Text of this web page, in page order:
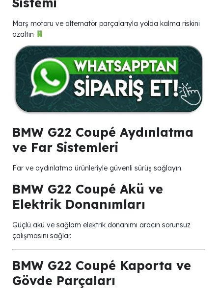
Marş motoru ve alternatör parçalarıyla yolda kalma riskini
azaltın
BMW G22 Coupé Aydınlatma
ve Far Sistemleri
Far ve aydınlatma ürünleriyle güvenli sürüş sağlayın.
BMW G22 Coupé Akü ve
Elektrik Donanımları
Güçlü akü ve sağlam elektrik donanımı aracın sorunsuz
çalışmasını sağlar.
BMW G22 Coupé Kaporta ve
Gövde Parçaları